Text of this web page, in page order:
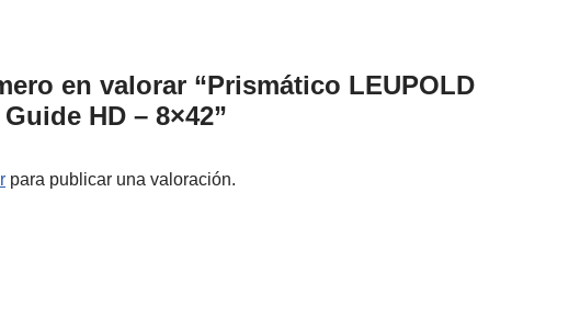
en valorar “Prismático LEUPOLD
HD – 8×42”
para publicar una valoración.